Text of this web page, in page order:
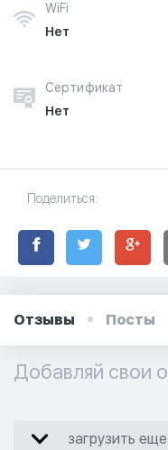
WiFi
Нет
Сертификат
Нет
Поделиться:
Отзывы Посты
Добавляй свои
загрузить еще